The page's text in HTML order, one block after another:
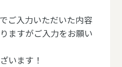
ご入力いただいた内容
ますがご入力をお願い
います！